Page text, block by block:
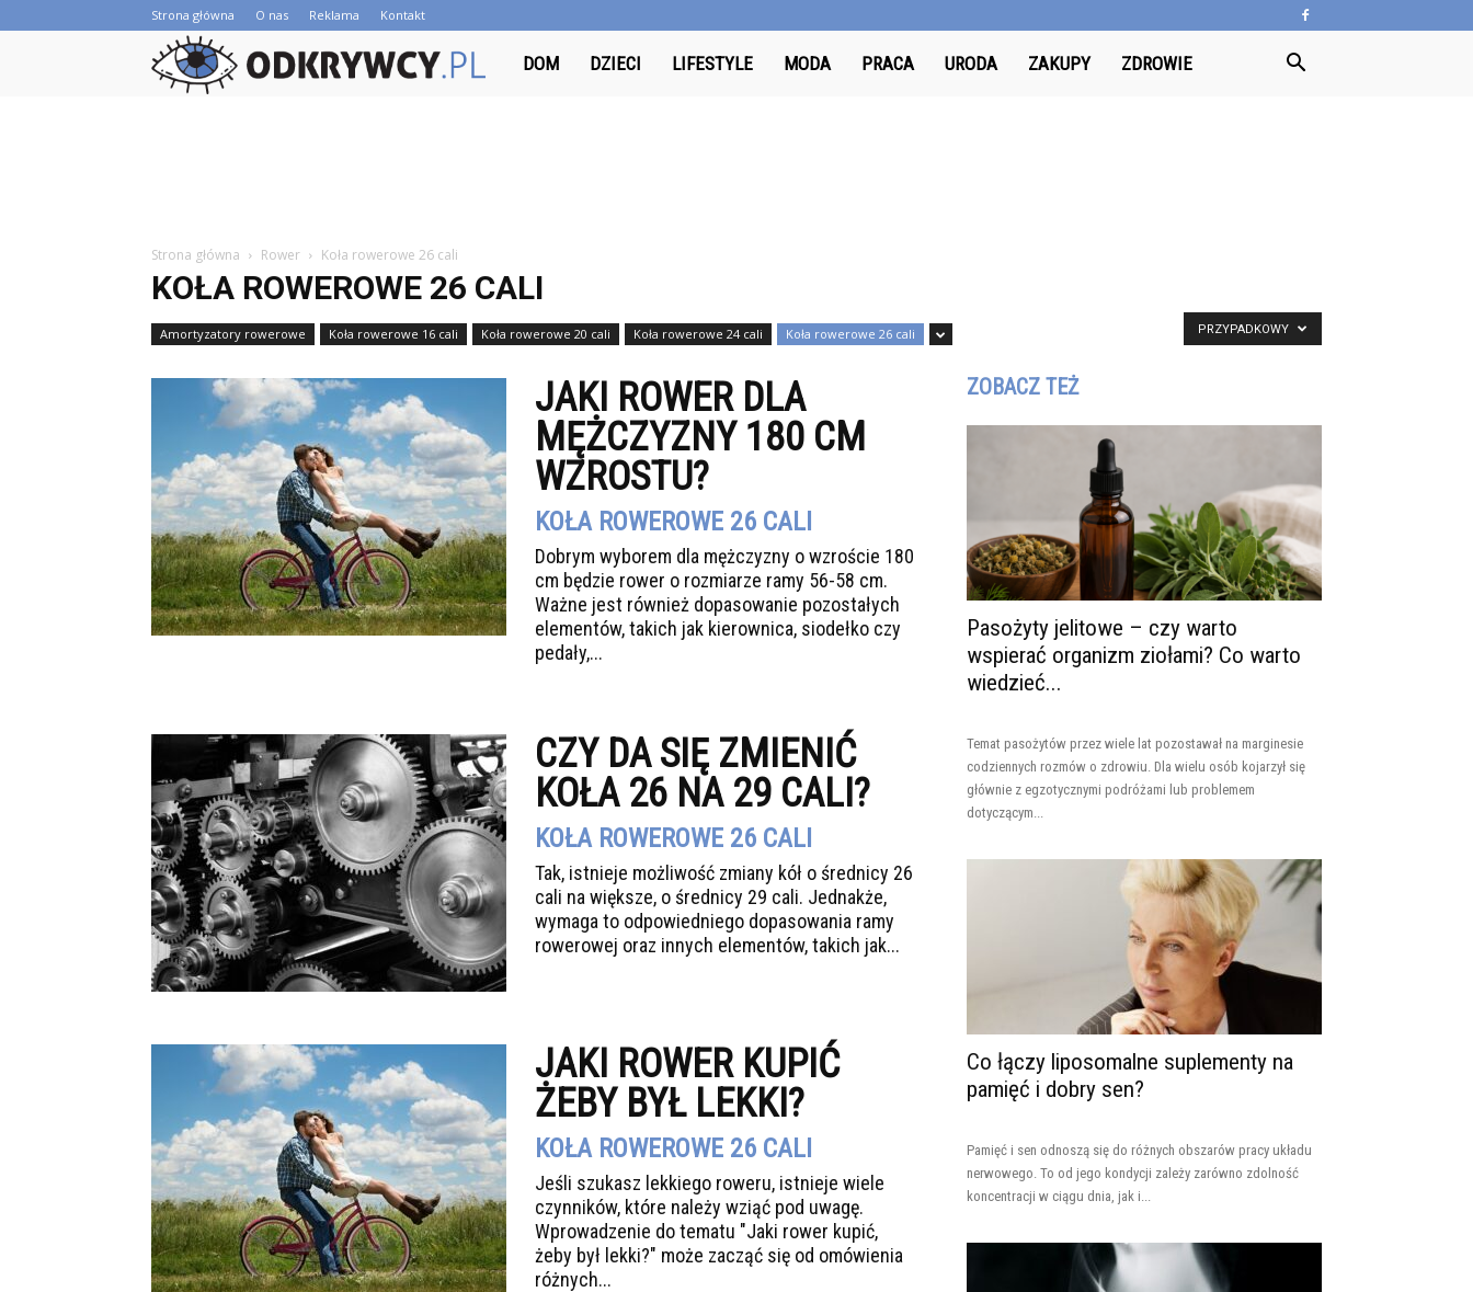
Strona główna O nas Reklama Kontakt
Odkrywcy.pl
DOM DZIECI LIFESTYLE MODA PRACA URODA ZAKUPY ZDROWIE
Strona główna Rower Koła rowerowe 26 cali
KOŁA ROWEROWE 26 CALI
Amortyzatory rowerowe Koła rowerowe 16 cali Koła rowerowe 20 cali Koła rowerowe 24 cali Koła rowerowe 26 cali PRZYPADKOWY
JAKI ROWER DLA
MĘŻCZYZNY 180 CM
WZROSTU?
KOŁA ROWEROWE 26 CALI
Dobrym wyborem dla mężczyzny o wzroście 180
cm będzie rower o rozmiarze ramy 56-58 cm.
Ważne jest również dopasowanie pozostałych
elementów, takich jak kierownica, siodełko czy
pedały,...
CZY DA SIĘ ZMIENIĆ
KOŁA 26 NA 29 CALI?
KOŁA ROWEROWE 26 CALI
Tak, istnieje możliwość zmiany kół o średnicy 26
cali na większe, o średnicy 29 cali. Jednakże,
wymaga to odpowiedniego dopasowania ramy
rowerowej oraz innych elementów, takich jak...
JAKI ROWER KUPIĆ
ŻEBY BYŁ LEKKI?
KOŁA ROWEROWE 26 CALI
Jeśli szukasz lekkiego roweru, istnieje wiele
czynników, które należy wziąć pod uwagę.
Wprowadzenie do tematu "Jaki rower kupić,
żeby był lekki?" może zacząć się od omówienia
różnych...
ZOBACZ TEŻ
Pasożyty jelitowe – czy warto
wspierać organizm ziołami? Co warto
wiedzieć...
Temat pasożytów przez wiele lat pozostawał na marginesie
codziennych rozmów o zdrowiu. Dla wielu osób kojarzył się
głównie z egzotycznymi podróżami lub problemem
dotyczącym...
Co łączy liposomalne suplementy na
pamięć i dobry sen?
Pamięć i sen odnoszą się do różnych obszarów pracy układu
nerwowego. To od jego kondycji zależy zarówno zdolność
koncentracji w ciągu dnia, jak i...